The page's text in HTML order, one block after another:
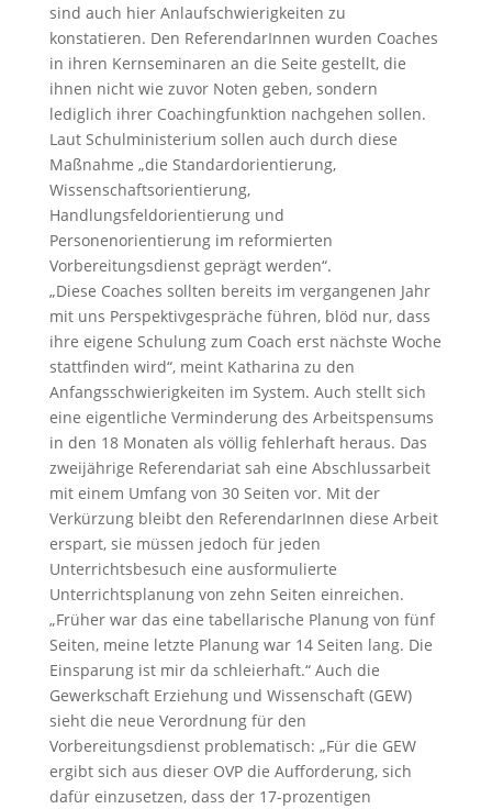
sind auch hier Anlaufschwierigkeiten zu
konstatieren. Den ReferendarInnen wurden Coaches
in ihren Kernseminaren an die Seite gestellt, die
ihnen nicht wie zuvor Noten geben, sondern
lediglich ihrer Coachingfunktion nachgehen sollen.
Laut Schulministerium sollen auch durch diese
Maßnahme „die Standardorientierung,
Wissenschaftsorientierung,
Handlungsfeldorientierung und
Personenorientierung im reformierten
Vorbereitungsdienst geprägt werden“.
„Diese Coaches sollten bereits im vergangenen Jahr
mit uns Perspektivgespräche führen, blöd nur, dass
ihre eigene Schulung zum Coach erst nächste Woche
stattfinden wird“, meint Katharina zu den
Anfangsschwierigkeiten im System. Auch stellt sich
eine eigentliche Verminderung des Arbeitspensums
in den 18 Monaten als völlig fehlerhaft heraus. Das
zweijährige Referendariat sah eine Abschlussarbeit
mit einem Umfang von 30 Seiten vor. Mit der
Verkürzung bleibt den ReferendarInnen diese Arbeit
erspart, sie müssen jedoch für jeden
Unterrichtsbesuch eine ausformulierte
Unterrichtsplanung von zehn Seiten einreichen.
„Früher war das eine tabellarische Planung von fünf
Seiten, meine letzte Planung war 14 Seiten lang. Die
Einsparung ist mir da schleierhaft.“ Auch die
Gewerkschaft Erziehung und Wissenschaft (GEW)
sieht die neue Verordnung für den
Vorbereitungsdienst problematisch: „Für die GEW
ergibt sich aus dieser OVP die Aufforderung, sich
dafür einzusetzen, dass der 17-prozentigen